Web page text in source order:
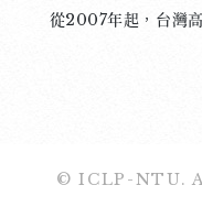
從2007年起，台灣
8傷，然而中國高
© ICLP-NTU.